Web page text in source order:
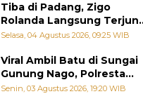
Tiba di Padang, Zigo
Rolanda Langsung Terjun
Bantu Warga Terdampak
Selasa, 04 Agustus 2026, 09:25 WIB
Viral Ambil Batu di Sungai
Gunung Nago, Polresta
Padang Ungkap Fakta
Senin, 03 Agustus 2026, 19:20 WIB